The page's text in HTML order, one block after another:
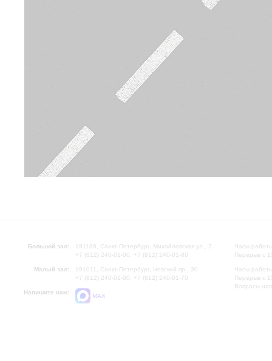
Большой зал:
191186, Санкт-Петербург, Михайловская ул., 2
+7 (812) 240-01-00, +7 (812) 240-01-80
Малый зал:
191011, Санкт-Петербург, Невский пр., 30
+7 (812) 240-01-00, +7 (812) 240-01-70
Напишите нам:
MAX
Часы
Перерыв с
Часы
Перерыв с
Вопросы